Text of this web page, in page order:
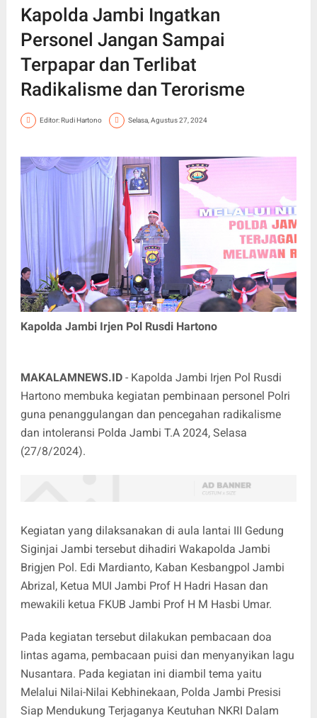
Kapolda Jambi Ingatkan
Personel Jangan Sampai
Terpapar dan Terlibat
Radikalisme dan Terorisme
Editor: Rudi Hartono Selasa, Agustus 27, 2024
Kapolda Jambi Irjen Pol Rusdi Hartono
MAKALAMNEWS.ID- Kapolda Jambi Irjen Pol Rusdi
Hartono membuka kegiatan pembinaan personel Polri
guna penanggulangan dan pencegahan radikalisme
dan intoleransi Polda Jambi T.A 2024, Selasa
(27/8/2024).
Kegiatan yang dilaksanakan di aula lantai III Gedung
Siginjai Jambi tersebut dihadiri Wakapolda Jambi
Brigjen Pol. Edi Mardianto, Kaban Kesbangpol Jambi
Abrizal, Ketua MUI Jambi Prof H Hadri Hasan dan
mewakili ketua FKUB Jambi Prof H M Hasbi Umar.
Pada kegiatan tersebut dilakukan pembacaan doa
lintas agama, pembacaan puisi dan menyanyikan lagu
Nusantara. Pada kegiatan ini diambil tema yaitu
Melalui Nilai-Nilai Kebhinekaan, Polda Jambi Presisi
Siap Mendukung Terjaganya Keutuhan NKRI Dalam